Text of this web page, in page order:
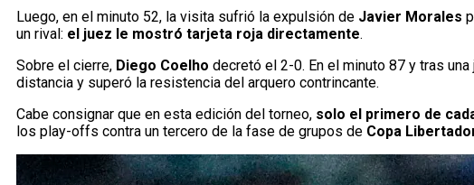
Luego, en el minuto 52, la visita sufrió la expulsión de Javier Morales
un rival: el juez le mostró tarjeta roja directamente.
Sobre el cierre, Diego Coelho decretó el 2-0. En el minuto 87 y tras una
distancia y superó la resistencia del arquero contrincante.
Cabe consignar que en esta edición del torneo, solo el primero de
los play-offs contra un tercero de la fase de grupos de Copa